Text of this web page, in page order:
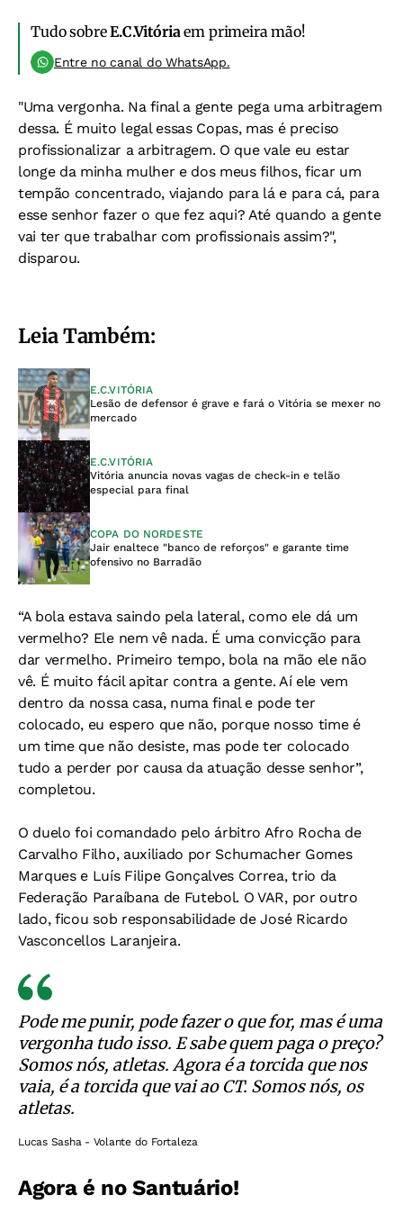
Tudo sobreE.C.Vitóriaem primeira mão!
Entre no canal do WhatsApp.
"Uma vergonha. Na final a gente pega uma arbitragem
dessa. É muito legal essas Copas, mas é preciso
profissionalizar a arbitragem. O que vale eu estar
longe da minha mulher e dos meus filhos, ficar um
tempão concentrado, viajando para lá e para cá, para
esse senhor fazer o que fez aqui? Até quando a gente
vai ter que trabalhar com profissionais assim?",
disparou.
Leia Também:
E.C.VITÓRIA
Lesão de defensor é grave e fará o Vitória se mexer no
mercado
E.C.VITÓRIA
Vitória anuncia novas vagas de check-in e telão
especial para final
COPA DO NORDESTE
Jair enaltece "banco de reforços" e garante time
ofensivo no Barradão
“A bola estava saindo pela lateral, como ele dá um
vermelho? Ele nem vê nada. É uma convicção para
dar vermelho. Primeiro tempo, bola na mão ele não
vê. É muito fácil apitar contra a gente. Aí ele vem
dentro da nossa casa, numa final e pode ter
colocado, eu espero que não, porque nosso time é
um time que não desiste, mas pode ter colocado
tudo a perder por causa da atuação desse senhor”,
completou.
O duelo foi comandado pelo árbitro Afro Rocha de
Carvalho Filho, auxiliado por Schumacher Gomes
Marques e Luís Filipe Gonçalves Correa, trio da
Federação Paraíbana de Futebol. O VAR, por outro
lado, ficou sob responsabilidade de José Ricardo
Vasconcellos Laranjeira.
Pode me punir, pode fazer o que for, mas é uma
vergonha tudo isso. E sabe quem paga o preço?
Somos nós, atletas. Agora é a torcida que nos
vaia, é a torcida que vai ao CT. Somos nós, os
atletas.
Lucas Sasha - Volante do Fortaleza
Agora é no Santuário!